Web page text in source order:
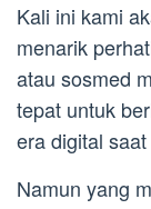
Kali ini kami
menarik
atau sosmed
tepat untuk
era digital
Namun yang